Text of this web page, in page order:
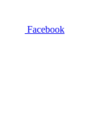
Facebook